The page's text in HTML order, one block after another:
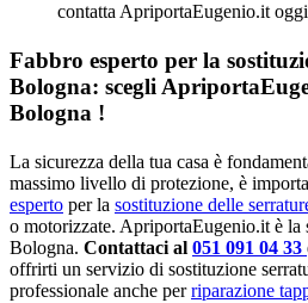
contatta ApriportaEugenio.it oggi
Fabbro esperto per la
Bologna: scegli
Bologna !
La sicurezza della tua casa è
massimo livello di protezione, è
esperto per la sostituzione delle
o motorizzate. ApriportaEugenio.it è la
Bologna. Contattaci al 051 091 04 33
offrirti un servizio di sostituzione
professionale anche perriparazione